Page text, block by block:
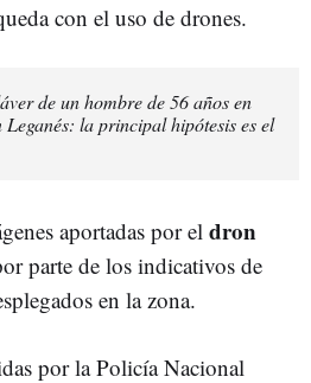
con el uso de drones.
de un hombre de 56 años en
Leganés: la principal hipótesis es el
aportadas por el dron
parte de los indicativos de
en la zona.
por la Policía Nacional